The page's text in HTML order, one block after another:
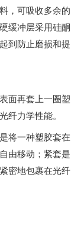
，可吸收多余的
缓冲层采用硅酮
到防止磨损和提
面再套上一圈塑
纤力学性能。
将一种塑胶套在
由移动；紧套是
密地包裹在光纤